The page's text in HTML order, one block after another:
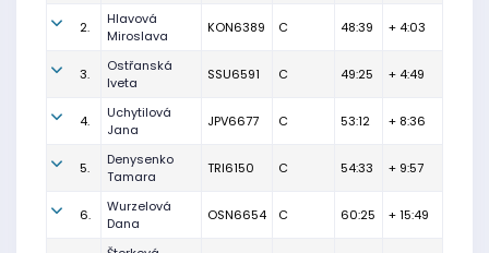
2.
Hlavová
Miroslava
KON6389 C 48:39 + 4:03
3.
Ostřanská
Iveta
SSU6591 C 49:25 + 4:49
4.
Uchytilová
Jana
JPV6677 C 53:12 + 8:36
5.
Denysenko
Tamara
TRI6150 C 54:33 + 9:57
6.
Wurzelová
Dana
OSN6654 C 60:25 + 15:49